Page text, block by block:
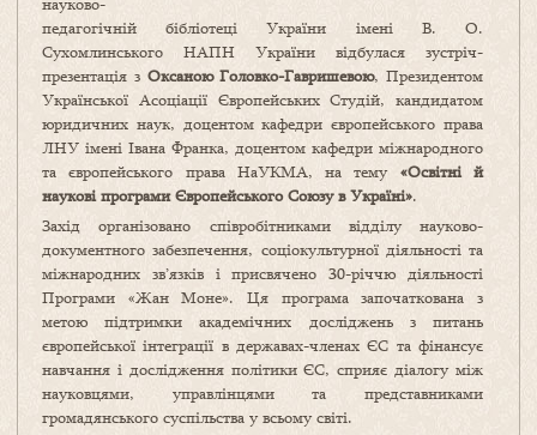
педагогічній бібліотеці України імені В. О.
Сухомлинського НАПН України відбулася зустріч-
презентація з Оксаною Головко-Гавришевою, Президентом
Української Асоціації Європейських Студій, кандидатом
юридичних наук, доцентом кафедри європейського права
ЛНУ імені Івана Франка, доцентом кафедри міжнародного
та європейського права НаУКМА, на тему «Освітні й
наукові програми Європейського Союзу в Україні».
Захід організовано співробітниками відділу науково-
документного забезпечення, соціокультурної діяльності та
міжнародних зв’язків і присвячено 30-річчю діяльності
Програми «Жан Моне». Ця програма започаткована з
метою підтримки академічних досліджень з питань
європейської інтеграції в державах-членах ЄС та фінансує
навчання і дослідження політики ЄС, сприяє діалогу між
науковцями, управлінцями та представниками
громадянського суспільства у всьому світі.